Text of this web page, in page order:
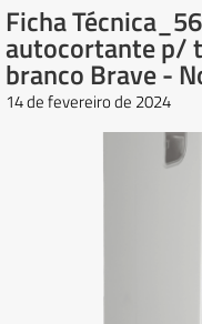
Ficha
autocortante p/
branco Brave -
14 de fevereiro de 2024